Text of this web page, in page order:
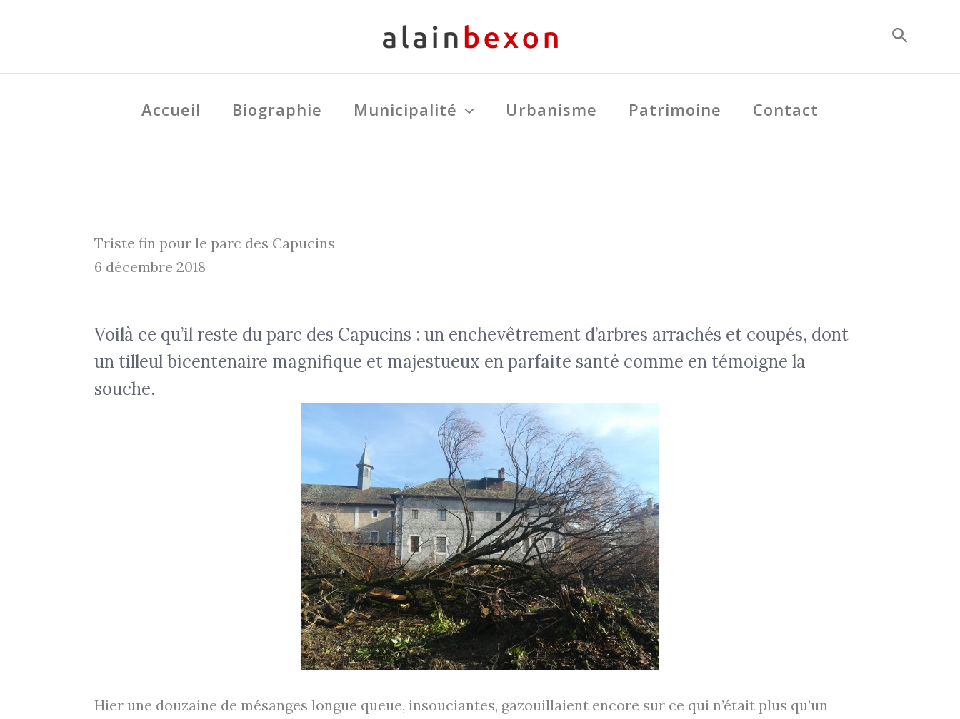
Accueil Biographie Municipalité Urbanisme Patrimoine Contact
Triste fin pour le parc des Capucins
6 décembre 2018
Voilà ce qu’il reste du parc des Capucins : un enchevêtrement d’arbres arrachés et coupés, dont
un tilleul bicentenaire magnifique et majestueux en parfaite santé comme en témoigne la
souche.
Hier une douzaine de mésanges longue queue, insouciantes, gazouillaient encore sur ce qui n’était plus qu’un